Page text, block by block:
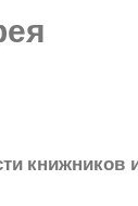
книжников